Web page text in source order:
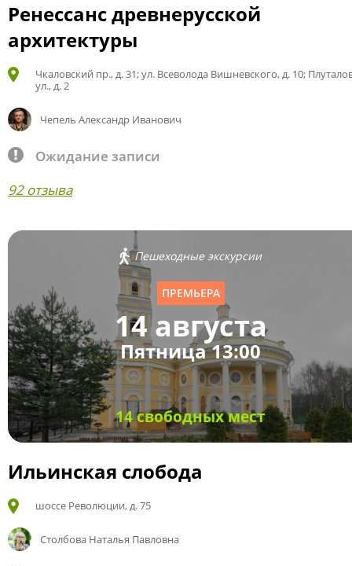
Ренессанс древнерусской
архитектуры
Чкаловский пр., д. 31; ул. Всеволода Вишневского, д. 10;
ул., д. 2
Чепель Александр Иванович
Ожидание записи
92 отзыва
Пешеходные экскурсии
ПРЕМЬЕРА
14 августа
Пятница 13:00
14 свободных мест
Ильинская слобода
шоссе Революции, д. 75
Столбова Наталья Павловна